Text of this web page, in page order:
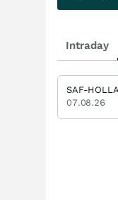
Intraday
SAF-
07.08.26